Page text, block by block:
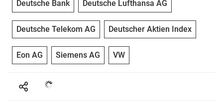
Deutsche Bank Deutsche Lufthansa AG
Deutsche Telekom AG Deutscher Aktien Index
Eon AG Siemens AG VW